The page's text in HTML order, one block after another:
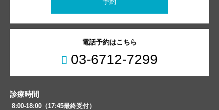
電話予約はこちら
03-6712-7299
診療時間
8:00-18:00（17:45最終受付）